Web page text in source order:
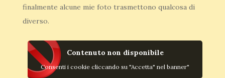
finalmente alcune mie foto trasmettono qualcosa di
diverso.
Contenuto non disponibile
Consenti i cookie cliccando su "Accetta" nel banner"